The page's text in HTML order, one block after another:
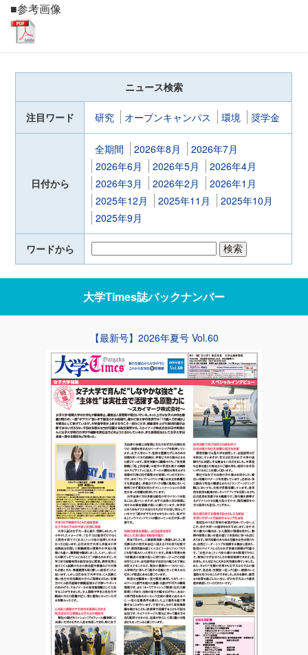
■参考画像
ニュース検索
注目ワード 研究 オープンキャンパス 環境 奨学金
日付から
全期間 2026年8月
2026年7月
2026年6月
2026年5月
2026年4月
2026年3月
2026年2月
2026年1月
2025年12月
2025年11月
2025年10月
2025年9月
ワードから
大学Times誌バックナンバー
【最新号】2026年夏号 Vol.60